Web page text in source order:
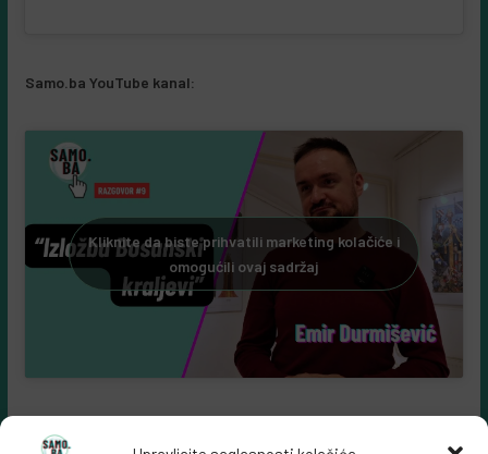
Samo.ba YouTube kanal:
Kliknite da biste prihvatili marketing kolačiće i
omogućili ovaj sadržaj